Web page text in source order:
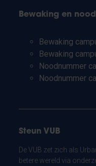
Bewaking en
Bewaking
Bewaking
Noodnummer
Noodnummer
Steun VUB
De VUB zet zich als
betere wereld via